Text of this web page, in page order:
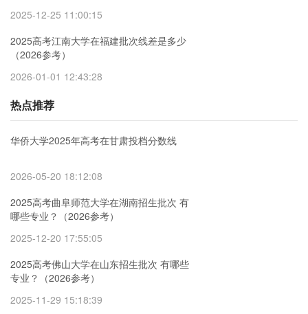
2025-12-25 11:00:15
2025高考江南大学在福建批次线差是多少
（2026参考）
2026-01-01 12:43:28
热点推荐
华侨大学2025年高考在甘肃投档分数线
2026-05-20 18:12:08
2025高考曲阜师范大学在湖南招生批次 有
哪些专业？（2026参考）
2025-12-20 17:55:05
2025高考佛山大学在山东招生批次 有哪些
专业？（2026参考）
2025-11-29 15:18:39